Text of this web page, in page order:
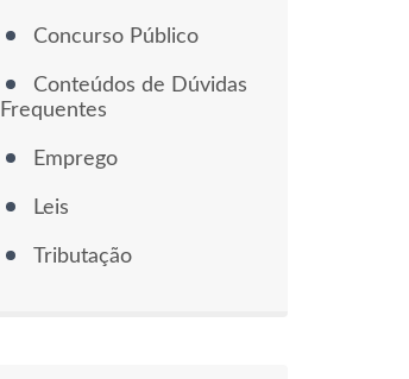
Concurso Público
Conteúdos de Dúvidas
Frequentes
Emprego
Leis
Tributação